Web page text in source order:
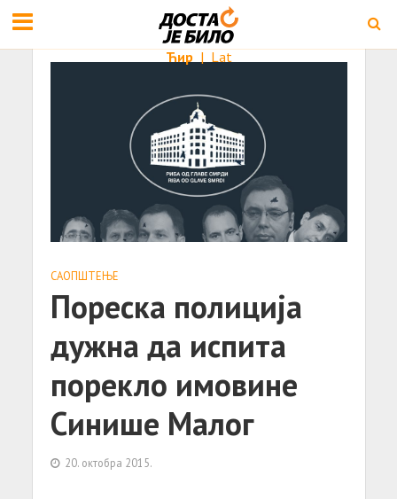
Ћир | Lat
САОПШТЕЊE
Пореска полиција
дужна да испита
порекло имовине
Синише Малог
20. октобра 2015.